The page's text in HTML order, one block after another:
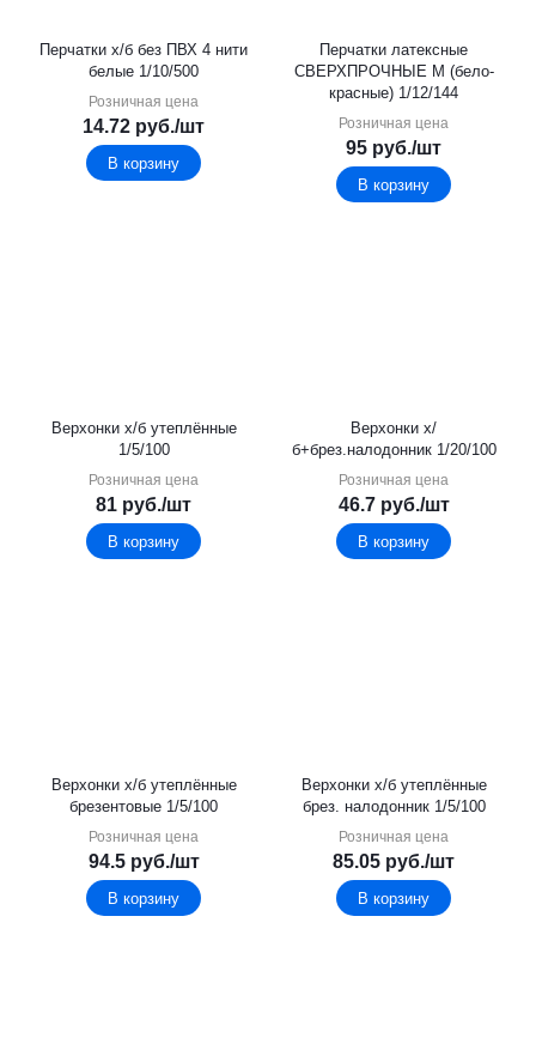
Перчатки х/б без ПВХ 4 нити
белые 1/10/500
Розничная цена
14.72 руб./шт
В корзину
Перчатки латексные
СВЕРХПРОЧНЫЕ М (бело-
красные) 1/12/144
Розничная цена
95 руб./шт
В корзину
Верхонки х/б утеплённые
1/5/100
Розничная цена
81 руб./шт
В корзину
Верхонки х/
б+брез.налодонник 1/20/100
Розничная цена
46.7руб./шт
В корзину
Верхонки х/б утеплённые
брезентовые 1/5/100
Розничная цена
94.5руб./шт
В корзину
Верхонки х/б утеплённые
брез. налодонник 1/5/100
Розничная цена
85.05 руб./шт
В корзину